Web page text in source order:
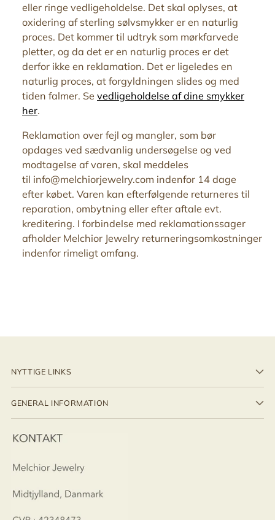
eller ringe vedligeholdelse. Det skal oplyses, at
oxidering af sterling sølvsmykker er en naturlig
proces. Det kommer til udtryk som mørkfarvede
pletter, og da det er en naturlig proces er det
derfor ikke en reklamation. Det er ligeledes en
naturlig proces, at forgyldningen slides og med
tiden falmer. Se vedligeholdelse af dine smykker
her.
Reklamation over fejl og mangler, som bør
opdages ved sædvanlig undersøgelse og ved
modtagelse af varen, skal meddeles
til info@melchiorjewelry.com indenfor 14 dage
efter købet. Varen kan efterfølgende returneres til
reparation, ombytning eller efter aftale evt.
kreditering. I forbindelse med reklamationssager
afholder Melchior Jewelry returneringsomkostninger
indenfor rimeligt omfang.
NYTTIGE LINKS
GENERAL INFORMATION